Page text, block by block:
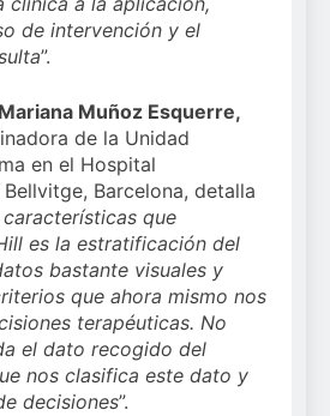
de intervención y el
”.
Mariana Muñoz Esquerre,
de la Unidad
en el Hospital
Barcelona, detalla
características que
es la estratificación del
bastante visuales y
que ahora mismo nos
terapéuticas. No
el dato recogido del
nos clasifica este dato y
decisiones”.